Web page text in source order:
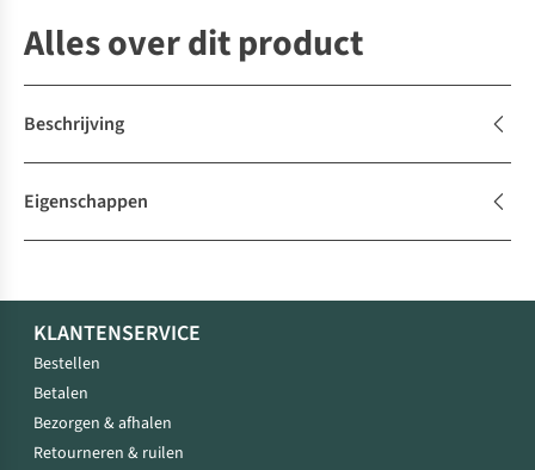
Alles over dit product
Beschrijving
Eigenschappen
KLANTENSERVICE
Bestellen
Betalen
Bezorgen & afhalen
Retourneren & ruilen